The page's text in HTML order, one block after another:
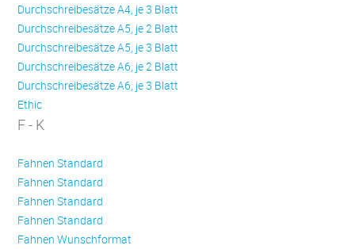
Durchschreibesätze A4, je 3 Blatt
Durchschreibesätze A5, je 2 Blatt
Durchschreibesätze A5, je 3 Blatt
Durchschreibesätze A6, je 2 Blatt
Durchschreibesätze A6, je 3 Blatt
Ethic
F - K
Fahnen Standard
Fahnen Standard
Fahnen Standard
Fahnen Standard
Fahnen Wunschformat